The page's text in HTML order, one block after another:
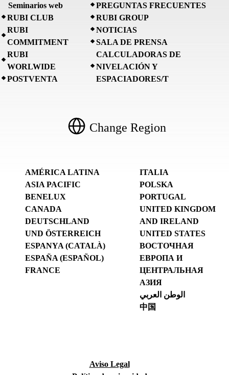
Seminarios web
RUBI CLUB
RUBI
COMMITMENT
RUBI
WORLWIDE
POSTVENTA
PREGUNTAS FRECUENTES
RUBI GROUP
NOTICIAS
SALA DE PRENSA
CALCULADORAS DE
NIVELACIÓN Y
ESPACIADORES/T
Change Region
AMÉRICA LATINA
ASIA PACIFIC
BENELUX
CANADA
DEUTSCHLAND
UND ÖSTERREICH
ESPANYA (CATALÀ)
ESPAÑA (ESPAÑOL)
FRANCE
ITALIA
POLSKA
PORTUGAL
UNITED KINGDOM
AND IRELAND
UNITED STATES
ВОСТОЧНАЯ
ЕВРОПА И
ЦЕНТРАЛЬНАЯ
АЗИЯ
الوطن العربي
中国
Aviso Legal